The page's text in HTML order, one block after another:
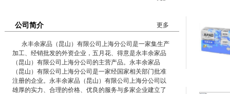
公司简介 更多
永丰余家品（昆山）有限公司上海分公司是一家集生产
加工、经销批发的外资企业，五月花、得意是永丰余家品
（昆山）有限公司上海分公司的主营产品。永丰余家品
（昆山）有限公司上海分公司是一家经国家相关部门批准
注册的企业。永丰余家品（昆山）有限公司上海分公司以
雄厚的实力、合理的价格、优良的服务与多家企业建立了